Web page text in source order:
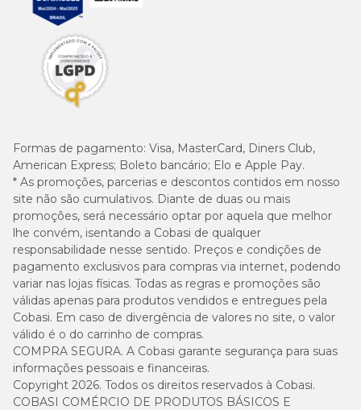
Formas de pagamento: Visa, MasterCard, Diners Club,
American Express; Boleto bancário; Elo e Apple Pay.
* As promoções, parcerias e descontos contidos em nosso
site não são cumulativos. Diante de duas ou mais
promoções, será necessário optar por aquela que melhor
lhe convém, isentando a Cobasi de qualquer
responsabilidade nesse sentido. Preços e condições de
pagamento exclusivos para compras via internet, podendo
variar nas lojas físicas. Todas as regras e promoções são
válidas apenas para produtos vendidos e entregues pela
Cobasi. Em caso de divergência de valores no site, o valor
válido é o do carrinho de compras.
COMPRA SEGURA. A Cobasi garante segurança para suas
informações pessoais e financeiras.
Copyright 2026. Todos os direitos reservados à Cobasi.
COBASI COMÉRCIO DE PRODUTOS BÁSICOS E